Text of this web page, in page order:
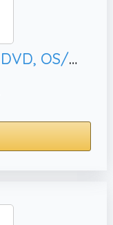
Unidad externa de CD y DVD, OS/Windows 11/10/8.1/7/Linux rosa